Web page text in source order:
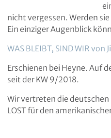
nicht vergessen. Werden
Ein einziger Augenblick
WAS BLEIBT, SIND WIR von
Erschienen bei Heyne. Auf
seit der KW 9/2018.
Wir vertreten die deutschen
LOST für den